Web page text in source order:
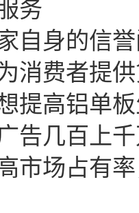
务
自身的信
消费者提
提高铝单
告几百上
市场占有